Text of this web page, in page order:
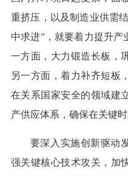
重挤压，以及制造业供需
中求进”，就要着力提升产
一方面，大力锻造长板，
另一方面，着力补齐短板
在关系国家安全的领域建
产供应体系，确保在关键时
要深入实施创新驱动
强关键核心技术攻关，加